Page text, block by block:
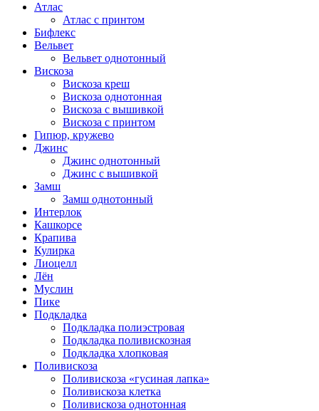
Атлас
Атлас с принтом
Бифлекс
Вельвет
Вельвет однотонный
Вискоза
Вискоза креш
Вискоза однотонная
Вискоза с вышивкой
Вискоза с принтом
Гипюр, кружево
Джинс
Джинс однотонный
Джинс с вышивкой
Замш
Замш однотонный
Интерлок
Кашкорсе
Крапива
Кулирка
Лиоцелл
Лён
Муслин
Пике
Подкладка
Подкладка полиэстровая
Подкладка поливискозная
Подкладка хлопковая
Поливискоза
Поливискоза «гусиная лапка»
Поливискоза клетка
Поливискоза однотонная